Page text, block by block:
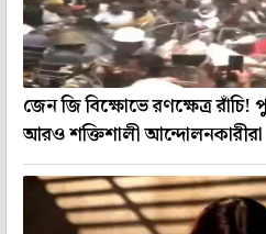
জেন জি বিক্ষোভে রণক্ষেত্র
আরও শক্তিশালী আন্দোলনকারীরা